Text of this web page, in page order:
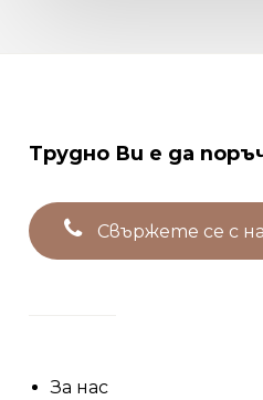
Трудно Ви е да
Свържете се с на
За нас